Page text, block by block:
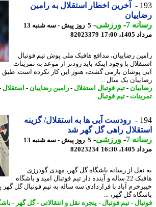
آخرین اخطار استقلال به رامین
7
-ورزشی-
5 روز پیش - سه شنبه 13
17:00
82023379
رضاییان، مدافع هافبک ملی پوش تیم فوتبال
با وجود اینکه باید زودتر از موعد به تمرینات
پوشان بازمی گشت، هنوز این کار نکرده است. طبق
یک سال ...
-تیم فوتبال استقلال-رامین رضاییان-استقلال-
-تیم فوتبال
رودست آبی ها به استقلال/ گزینه
راهی گل گهر شد
7
-ورزشی-
5 روز پیش - سه شنبه 13
16:30
82023234
از رسانه باشگاه گل گهر، مهدی گودرزی
هافبک 22 ساله و آینده دار تیم فوتبال امید و باشگاه
آباد با قراردادی سه ساله به تیم فوتبال گل گهر
گل گهر، ...
-تیم فوتبال-پنجره نقل و انتقالاتی-گل گهر-باشگاه